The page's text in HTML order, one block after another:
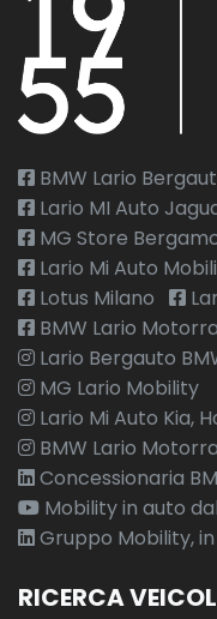
BMW Lario
Lario MI Auto
MG Store
Lario Mi Auto
Lotus Milano
BMW Lario
Lario Bergauto
MG Lario Mobility
Lario Mi Auto Kia,
BMW Lario
Concessionaria
Mobility in auto
Gruppo Mobility,
RICERCA